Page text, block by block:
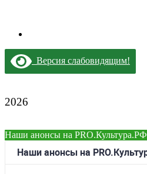
Версия слабовидящим!
2026
Наши анонсы на PRO.Культура.РФ